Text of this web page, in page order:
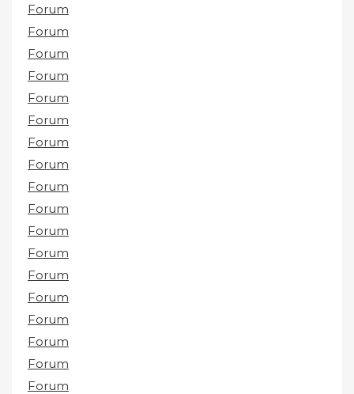
Forum
Forum
Forum
Forum
Forum
Forum
Forum
Forum
Forum
Forum
Forum
Forum
Forum
Forum
Forum
Forum
Forum
Forum